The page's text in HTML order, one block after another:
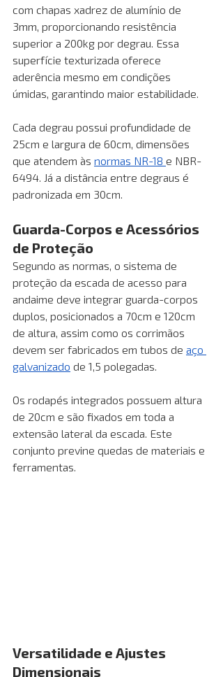
com chapas xadrez de alumínio de
3mm, proporcionando resistência
superior a 200kg por degrau. Essa
superfície texturizada oferece
aderência mesmo em condições
úmidas, garantindo maior estabilidade.
Cada degrau possui profundidade de
25cm e largura de 60cm, dimensões
que atendem às normas NR-18 e NBR-
6494. Já a distância entre degraus é
padronizada em 30cm.
Guarda-Corpos e Acessórios
de Proteção
Segundo as normas, o sistema de
proteção da escada de acesso para
andaime deve integrar guarda-corpos
duplos, posicionados a 70cm e 120cm
de altura, assim como os corrimãos
devem ser fabricados em tubos de aço
galvanizado de 1,5 polegadas.
Os rodapés integrados possuem altura
de 20cm e são fixados em toda a
extensão lateral da escada. Este
conjunto previne quedas de materiais e
ferramentas.
Versatilidade e Ajustes
Dimensionais